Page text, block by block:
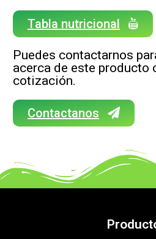
Tabla nutricional
Puedes contactarnos p
acerca de este producto
cotización.
Contactanos